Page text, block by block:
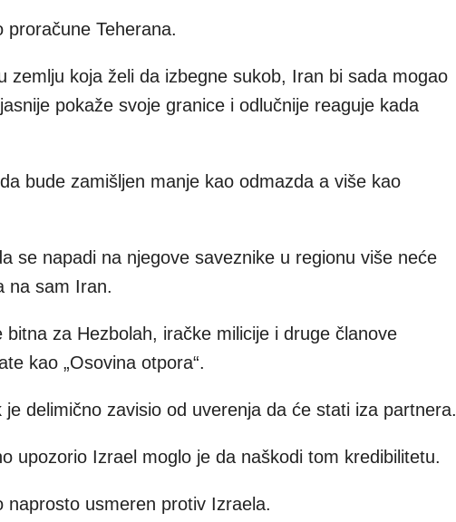
proračune Teherana.
zemlju koja želi da izbegne sukob, Iran bi sada mogao
pokaže svoje granice i odlučnije reaguje kada
bude zamišljen manje kao odmazda a više kao
se napadi na njegove saveznike u regionu više neće
na sam Iran.
za Hezbolah, iračke milicije i druge članove
kao „Osovina otpora“.
delimično zavisio od uverenja da će stati iza partnera.
upozorio Izrael moglo je da naškodi tom kredibilitetu.
usmeren protiv Izraela.